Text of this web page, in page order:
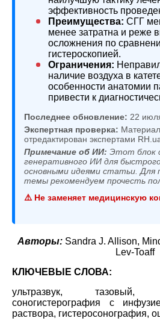
эффективность
Преимущества: СГГ
менее затратна и реже
осложнения по
гистероскопией.
Ограничения:
наличие воздуха в
особенности анатомии
привести к
Последнее обновление: 22
Экспертная проверка:
отредактирован экспертами
Примечание об ИИ: Этот блок
генеративного ИИ для
основными идеями статьи. Для
темы рекомендуем прочесть
⚠️ Не заменяет медицинскую
Авторы: Sandra J. Allison,
Lev-Toaff
КЛЮЧЕВЫЕ СЛОВА:
ультразвук, тазовый,
соногистерография с
раствора, гистеросонография,